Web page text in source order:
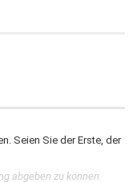
Seien Sie der Erste, der
abgeben zu können.